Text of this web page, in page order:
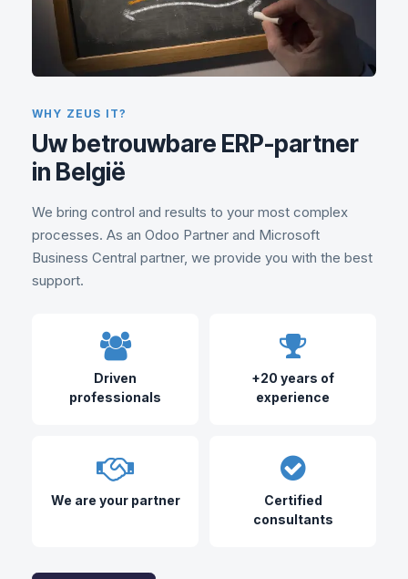
WHY ZEUS IT?
Uw betrouwbare ERP-partner
in België
We bring control and results to your most complex
processes. As an Odoo Partner and Microsoft
Business Central partner, we provide you with the best
support.
Driven
professionals
+20 years of
experience
We are your partner
Certified
consultants